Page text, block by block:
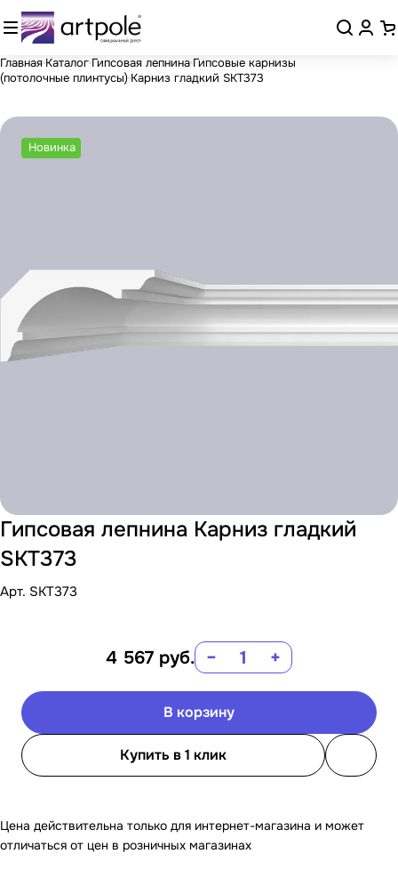
Главная Каталог Гипсовая лепнина Гипсовые карнизы
(потолочные плинтусы) Карниз гладкий SKT373
Новинка
Гипсовая лепнина Карниз гладкий
SKT373
Арт. SKT373
4 567 руб. − +
В корзину
Купить в 1 клик
Цена действительна только для интернет-магазина и может
отличаться от цен в розничных магазинах